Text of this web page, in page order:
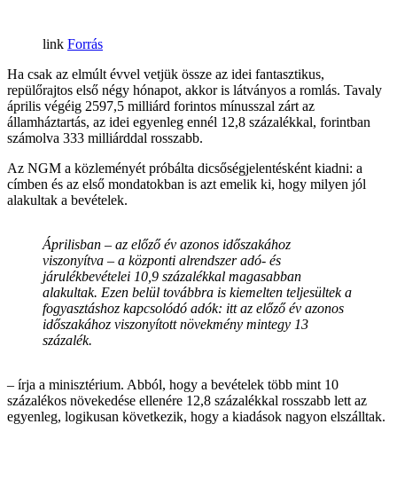
Forrás
Ha csak az elmúlt évvel vetjük össze az idei fantasztikus,
repülőrajtos első négy hónapot, akkor is látványos a romlás. Tavaly
április végéig 2597,5 milliárd forintos mínusszal zárt az
államháztartás, az idei egyenleg ennél 12,8 százalékkal, forintban
számolva 333 milliárddal rosszabb.
Az NGM a közleményét próbálta dicsőségjelentésként kiadni: a
címben és az első mondatokban is azt emelik ki, hogy milyen jól
alakultak a bevételek.
Áprilisban – az előző év azonos időszakához
viszonyítva – a központi alrendszer adó- és
járulékbevételei 10,9 százalékkal magasabban
alakultak. Ezen belül továbbra is kiemelten teljesültek a
fogyasztáshoz kapcsolódó adók: itt az előző év azonos
időszakához viszonyított növekmény mintegy 13
százalék.
– írja a minisztérium. Abból, hogy a bevételek több mint 10
százalékos növekedése ellenére 12,8 százalékkal rosszabb lett az
egyenleg, logikusan következik, hogy a kiadások nagyon elszálltak.